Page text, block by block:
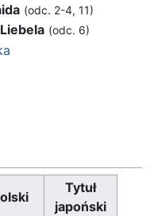
(odc. 2-4, 11)
(odc. 6)
Tytuł
japoński